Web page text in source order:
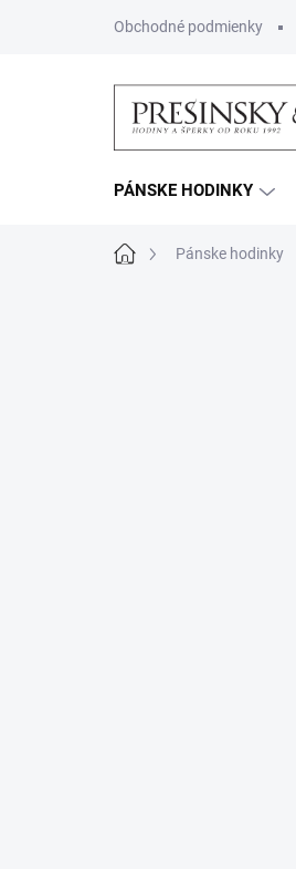
Obchodné podmienky
PÁNSKE HODINKY
DomovPánske hodinky